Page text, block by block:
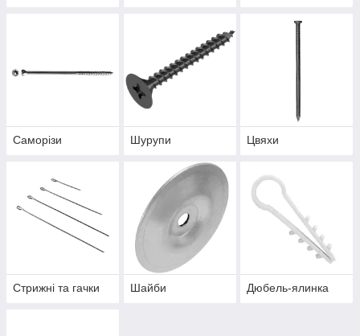
Саморізи Шурупи Цвяхи
Стрижні та гачки Шайби Дюбель-ялинка